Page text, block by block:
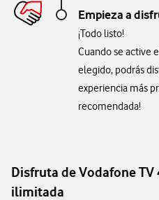
Empieza a
¡Todo listo!
Cuando se active
elegido, podrás
experiencia más
recomendada!
Disfruta de Vodafone TV
ilimitada